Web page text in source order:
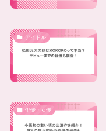
アイドル
俳優・女優